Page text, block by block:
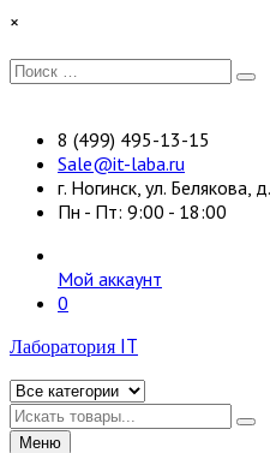
Перейти
содержимому
×
Искать:
8 (499) 495-13-15
Sale@it-laba.ru
г. Ногинск, ул. Белякова,
Пн - Пт: 9:00 - 18:00
Мой аккаунт
0
Лаборатория IT
Искать
Меню